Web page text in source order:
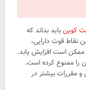
کوینباید بداند که
نقاط قوت دارایی،
است افزایش یابد.
را ممنوع کرده است.
مقررات بیشتر در